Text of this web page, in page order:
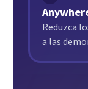
Reduzca
a las